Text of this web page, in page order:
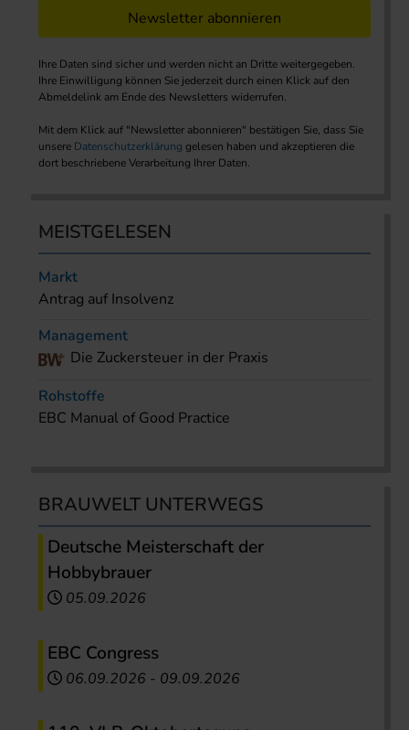
Newsletter abonnieren
Ihre Daten sind sicher und werden nicht an Dritte weitergegeben.
Ihre Einwilligung können Sie jederzeit durch einen Klick auf den
Abmeldelink am Ende des Newsletters widerrufen.
Mit dem Klick auf "Newsletter abonnieren" bestätigen Sie, dass Sie
unsere Datenschutzerklärung gelesen haben und akzeptieren die
dort beschriebene Verarbeitung Ihrer Daten.
MEISTGELESEN
Markt
Antrag auf Insolvenz
Management
Die Zuckersteuer in der Praxis
Rohstoffe
EBC Manual of Good Practice
BRAUWELT UNTERWEGS
Deutsche Meisterschaft der
Hobbybrauer
05.09.2026
EBC Congress
06.09.2026 - 09.09.2026